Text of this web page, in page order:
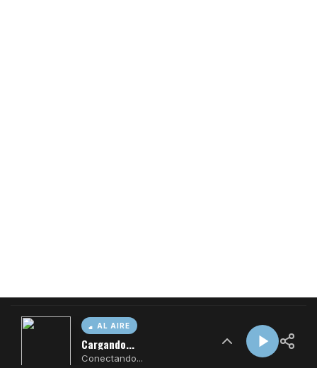
AL AIRE
Cargando...
Conectando...